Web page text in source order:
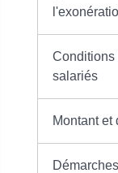
Conditions
salariés
Montant et
Démarches